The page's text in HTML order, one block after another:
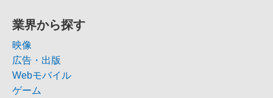
業界から探す
映像
広告・出版
Webモバイル
ゲーム